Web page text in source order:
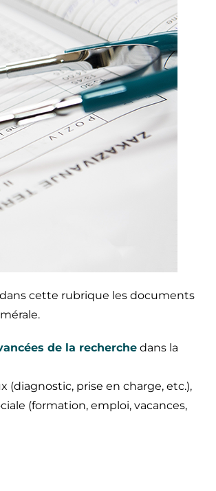
cette rubrique les documents
de la recherche dans la
(diagnostic, prise en charge, etc.),
(formation, emploi, vacances,